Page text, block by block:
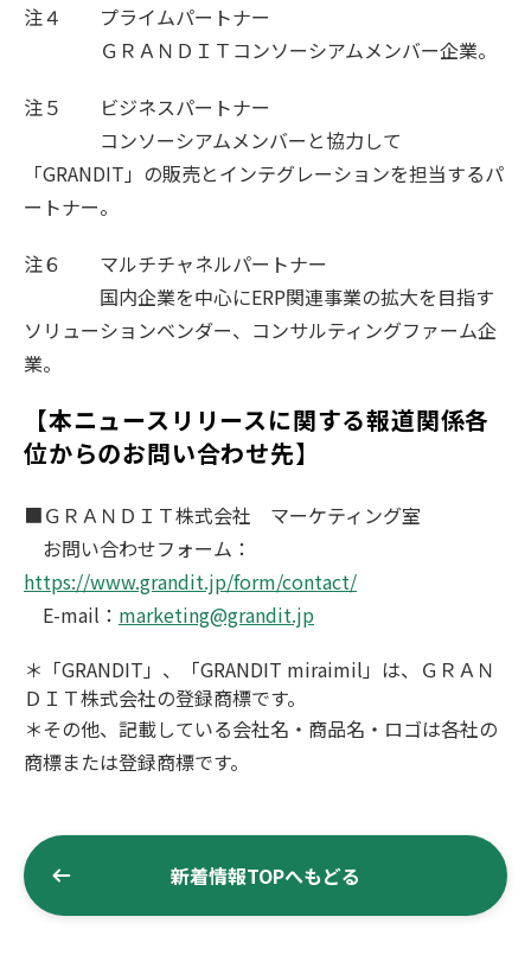
注４ プライムパートナー
ＧＲＡＮＤＩＴコンソーシアムメンバー企業。
注５ ビジネスパートナー
コンソーシアムメンバーと協力して
「GRANDIT」の販売とインテグレーションを担当するパ
ートナー。
注６ マルチチャネルパートナー
国内企業を中心にERP関連事業の拡大を目指す
ソリューションベンダー、コンサルティングファーム企
業。
【本ニュースリリースに関する報道関係各
位からのお問い合わせ先】
■ＧＲＡＮＤＩＴ株式会社 マーケティング室
お問い合わせフォーム：
https://www.grandit.jp/form/contact/
E-mail： marketing@grandit.jp
＊「GRANDIT」、「GRANDIT miraimil」は、ＧＲＡＮ
ＤＩＴ株式会社の登録商標です。
＊その他、記載している会社名・商品名・ロゴは各社の
商標または登録商標です。
新着情報TOPへもどる